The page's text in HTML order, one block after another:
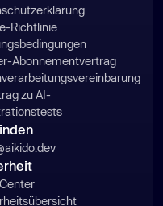
Richtlinie
Abonnementvertrag
zu AI-